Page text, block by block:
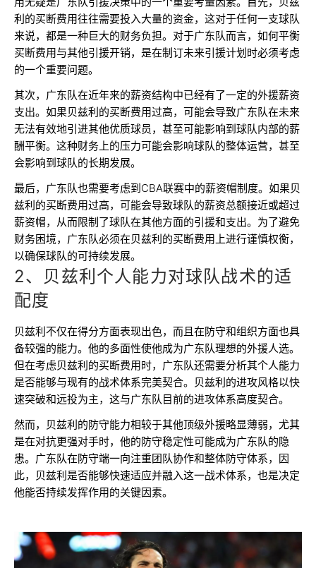
利的买断费用往往需要投入大量的资金，这对于任何一支球队
来说，都是一种巨大的财务负担。对于广东队而言，如何平衡
买断费用与其他引援开销，是在制订未来引援计划时必须考虑
的一个重要问题。
其次，广东队在近年来的薪资结构中已经有了一定的外援薪资
支出。如果贝兹利的买断费用过高，可能会导致广东队在未来
无法有效地引进其他优质球员，甚至可能影响到球队内部的薪
酬平衡。这种财务上的压力可能会影响球队的整体运营，甚至
会影响到球队的长期发展。
最后，广东队也需要考虑到CBA联赛中的薪资帽制度。如果贝
兹利的买断费用过高，可能会导致球队的薪资总额接近或超过
薪资帽，从而限制了球队在其他方面的引援和支出。为了避免
财务困境，广东队必须在贝兹利的买断费用上进行谨慎权衡，
以确保球队的可持续发展。
2、贝兹利个人能力对球队战术的适
配度
贝兹利不仅在得分方面表现出色，而且在防守和组织方面也具
备较强的能力。他的多面性使他成为广东队理想的外援人选。
但在考虑贝兹利的买断费用时，广东队还需要分析其个人能力
是否能够与现有的战术体系完美契合。贝兹利的进攻风格以快
速突破和远投为主，这与广东队目前的进攻体系高度契合。
然而，贝兹利的防守能力相较于其他顶级外援略显薄弱，尤其
是在对抗更强对手时，他的防守稳定性可能成为广东队的隐
患。广东队在防守端一向注重团队协作和整体防守体系，因
此，贝兹利是否能够快速适应并融入这一战术体系，也是决定
他能否持续发挥作用的关键因素。